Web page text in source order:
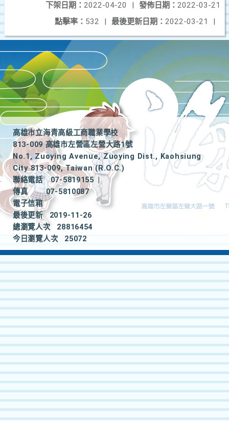
發佈日期： 2022-03-21
下架日期： 2022-04-20
|
最後更新日期： 2022-03-21 |
點擊率： 532 |
高雄市立海青高級工商職業學校
813-009 高雄市左營區左營大路1號
No.1, Zuoying Avenue, Zuoying Dist., Kaohsiung
City 813-009, Taiwan (R.O.C.)
聯絡電話
07-5819155
|
傳真
07-5810087
電子信箱
最後更新
2019-11-26
總瀏覽人次
28816454
今日瀏覽人次
25072